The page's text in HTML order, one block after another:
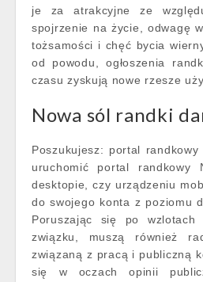
je za atrakcyjne ze
spojrzenie na życie, odwagę
tożsamości i chęć bycia
od powodu, ogłoszenia
czasu zyskują nowe rzesze
Nowa sól randki
Poszukujesz: portal
uruchomić portal randkowy
desktopie, czy urządzeniu
do swojego konta z poziomu
Poruszając się po wzlotach
związku, muszą również
związaną z pracą i publiczną
się w oczach opinii